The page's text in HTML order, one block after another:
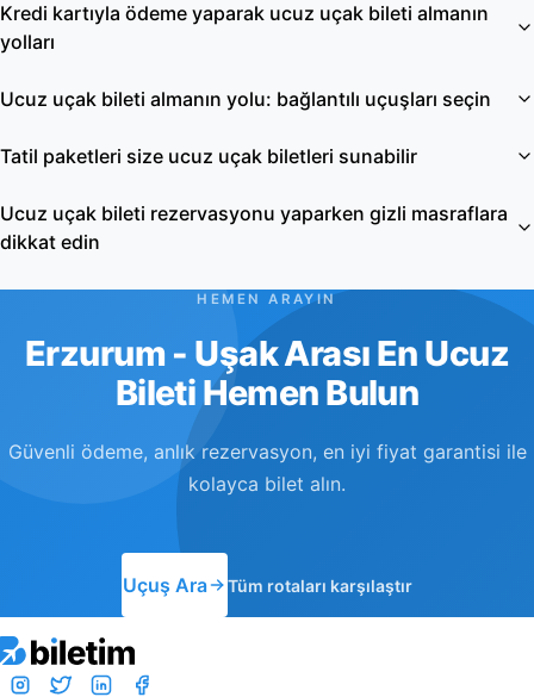
Kredi kartıyla ödeme yaparak ucuz uçak bileti almanın
yolları
Ucuz uçak bileti almanın yolu: bağlantılı uçuşları seçin
Tatil paketleri size ucuz uçak biletleri sunabilir
Ucuz uçak bileti rezervasyonu yaparken gizli masraflara
dikkat edin
HEMEN ARAYIN
Erzurum - Uşak Arası En Ucuz
Bileti Hemen Bulun
Güvenli ödeme, anlık rezervasyon, en iyi fiyat garantisi ile
kolayca bilet alın.
Uçuş Ara Tüm rotaları karşılaştır